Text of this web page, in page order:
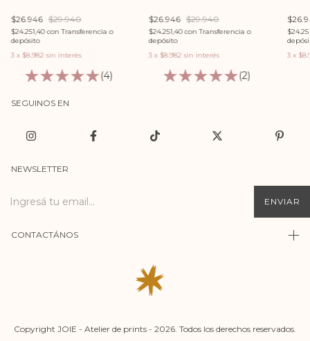
$26.946 $29.940
$24.251,40con Transferencia o
depósito
3 x $8.982 sin interés
(4)
$26.946 $29.940
$24.251,40con Transferencia o
depósito
3 x$8.982 sin interés
(2)
3 x
SEGUINOS EN
NEWSLETTER
CONTACTÁNOS
Copyright JOIE - Atelier de prints - 2026. Todos los derechos reservados.